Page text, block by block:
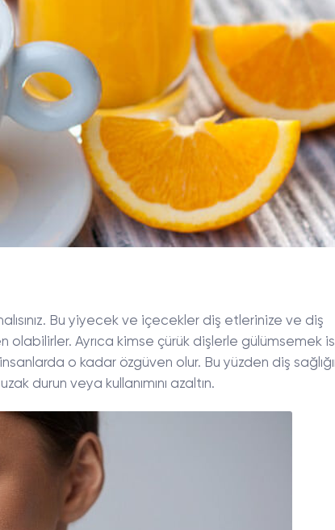
Bu yiyecek ve içecekler diş etlerinize ve diş
olabilirler. Ayrıca kimse çürük dişlerle gülümsemek
o kadar özgüven olur. Bu yüzden diş
durun veya kullanımını azaltın.